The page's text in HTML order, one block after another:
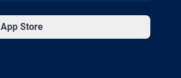
App Store